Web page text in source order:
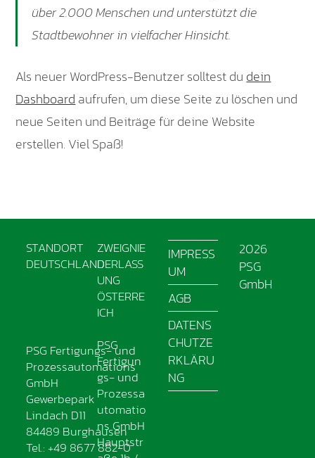
über 2.000 Menschen und unterstützt die
Stadtbewohner in vielfacher Hinsicht.
Als neuer WordPress-Benutzer solltest du dein
Dashboard aufrufen, um diese Seite zu löschen und
neue Seiten und Beiträge für deine Website
erstellen. Viel Spaß!
STANDORT
DEUTSCHLAND
PSG Fertigungs- und
Prozessautomations
GmbH
Gewerbepark
Lindach D11
84489 Burghausen
Tel.: +49 8677 882-0
ZWEIGNIE
DERLASS
UNG
ÖSTERRE
ICH
PSG
Fertigun
gs- und
Prozessa
utomatio
ns GmbH
Hauptstr
IMPRESS
UM
AGB
DATENS
CHUTZE
RKLÄRU
NG
2026
PSG
GmbH